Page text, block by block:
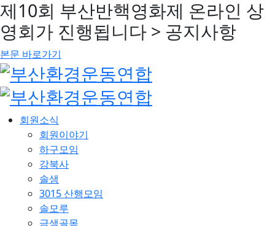
제10회 부산반핵영화제 온라인 상
영회가 진행됩니다 > 공지사항
본문 바로가기
회원소식
회원이야기
하구모임
강북사
솔샘
3015 산행모임
솔모루
금샘골목